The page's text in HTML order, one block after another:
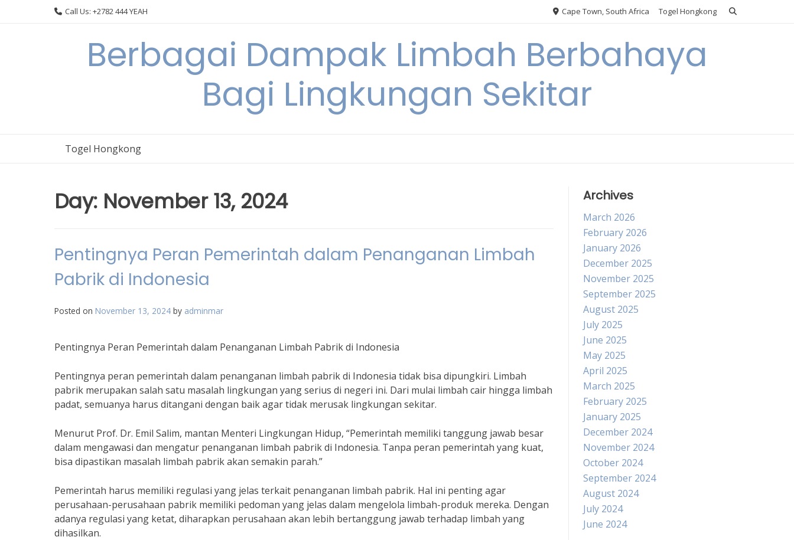
Call Us: +2782 444 YEAH Cape Town, South Africa Togel Hongkong
Berbagai Dampak Limbah Berbahaya
Bagi Lingkungan Sekitar
Togel Hongkong
Day: November 13, 2024
Pentingnya Peran Pemerintah dalam Penanganan Limbah
Pabrik di Indonesia
Posted on November 13, 2024 by adminmar
Pentingnya Peran Pemerintah dalam Penanganan Limbah Pabrik di Indonesia
Pentingnya peran pemerintah dalam penanganan limbah pabrik di Indonesia tidak bisa dipungkiri. Limbah
pabrik merupakan salah satu masalah lingkungan yang serius di negeri ini. Dari mulai limbah cair hingga limbah
padat, semuanya harus ditangani dengan baik agar tidak merusak lingkungan sekitar.
Menurut Prof. Dr. Emil Salim, mantan Menteri Lingkungan Hidup, “Pemerintah memiliki tanggung jawab besar
dalam mengawasi dan mengatur penanganan limbah pabrik di Indonesia. Tanpa peran pemerintah yang kuat,
bisa dipastikan masalah limbah pabrik akan semakin parah.”
Pemerintah harus memiliki regulasi yang jelas terkait penanganan limbah pabrik. Hal ini penting agar
perusahaan-perusahaan pabrik memiliki pedoman yang jelas dalam mengelola limbah-produk mereka. Dengan
adanya regulasi yang ketat, diharapkan perusahaan akan lebih bertanggung jawab terhadap limbah yang
dihasilkan.
Archives
March 2026
February 2026
January 2026
December 2025
November 2025
September 2025
August 2025
July 2025
June 2025
May 2025
April 2025
March 2025
February 2025
January 2025
December 2024
November 2024
October 2024
September 2024
August 2024
July 2024
June 2024